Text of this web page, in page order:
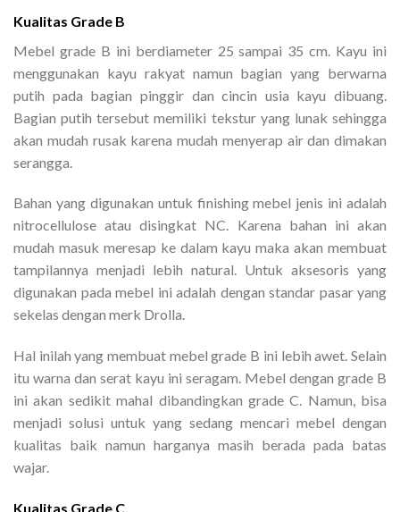
Kualitas Grade B
Mebel grade B ini berdiameter 25 sampai 35 cm. Kayu ini
menggunakan kayu rakyat namun bagian yang berwarna
putih pada bagian pinggir dan cincin usia kayu dibuang.
Bagian putih tersebut memiliki tekstur yang lunak sehingga
akan mudah rusak karena mudah menyerap air dan dimakan
serangga.
Bahan yang digunakan untuk finishing mebel jenis ini adalah
nitrocellulose atau disingkat NC. Karena bahan ini akan
mudah masuk meresap ke dalam kayu maka akan membuat
tampilannya menjadi lebih natural. Untuk aksesoris yang
digunakan pada mebel ini adalah dengan standar pasar yang
sekelas dengan merk Drolla.
Hal inilah yang membuat mebel grade B ini lebih awet. Selain
itu warna dan serat kayu ini seragam. Mebel dengan grade B
ini akan sedikit mahal dibandingkan grade C. Namun, bisa
menjadi solusi untuk yang sedang mencari mebel dengan
kualitas baik namun harganya masih berada pada batas
wajar.
Kualitas Grade C